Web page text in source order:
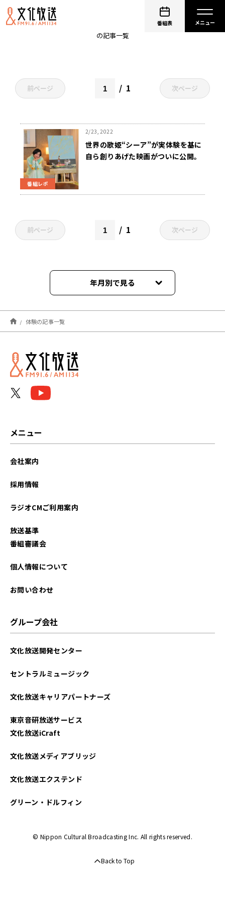
番組表
の記事一覧
前ページ 1 次ページ
番組レポ
2/23, 2022
世界の歌姫“シーア”が実体験を基に
自ら創りあげた映画がついに公開。
前ページ 1 次ページ
年月別で見る
2025年04月
2022年02月
2022年01月
体験の記事一覧
メニュー
会社案内
採用情報
ラジオCMご利用案内
放送基準
番組審議会
個人情報について
お問い合わせ
グループ会社
文化放送開発センター
セントラルミュージック
文化放送キャリアパートナーズ
東京音研放送サービス
文化放送iCraft
文化放送メディアブリッジ
文化放送エクステンド
グリーン・ドルフィン
© Nippon Cultural Broadcasting Inc. All rights reserved.
Back to Top